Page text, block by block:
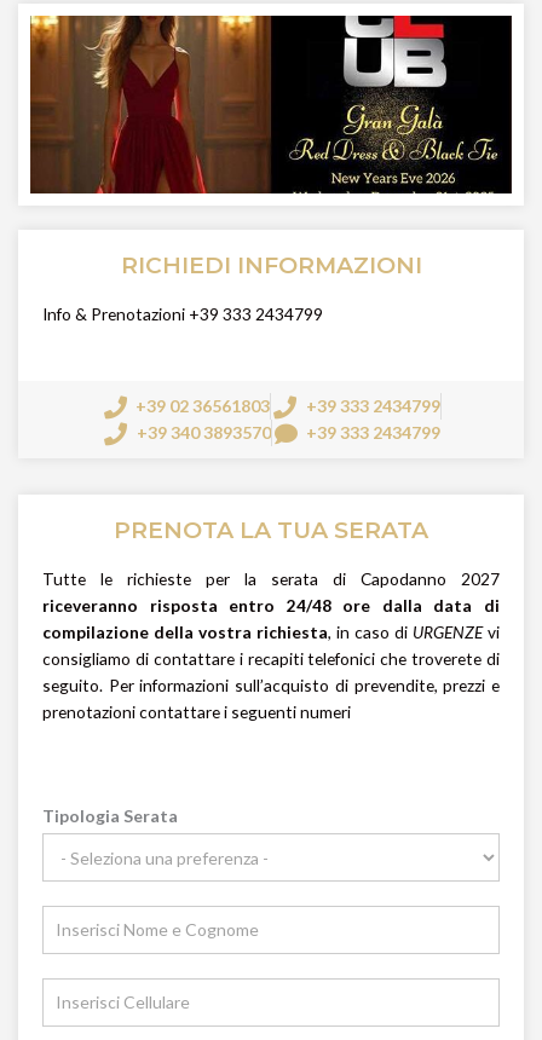
RICHIEDI INFORMAZIONI
Info & Prenotazioni +39 333 2434799
+39 02 36561803
+39 333 2434799
+39 340 3893570
+39 333 2434799
PRENOTA LA TUA SERATA
Tutte le richieste per la serata di Capodanno 2027
riceveranno risposta entro 24/48 ore dalla data di
compilazione della vostra richiesta, in caso di URGENZEvi
consigliamo di contattare i recapiti telefonici che troverete di
seguito. Per informazioni sull’acquisto di prevendite, prezzi e
prenotazioni contattare i seguenti numeri
Informazioni
Tipologia Serata